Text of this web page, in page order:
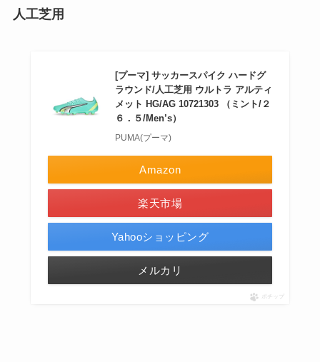
人工芝用
[プーマ] サッカースパイク ハードグ
ラウンド/人工芝用 ウルトラ アルティ
メット HG/AG 10721303 （ミント/２
６．５/Men’s）
PUMA(プーマ)
Amazon
楽天市場
Yahooショッピング
メルカリ
ポチップ